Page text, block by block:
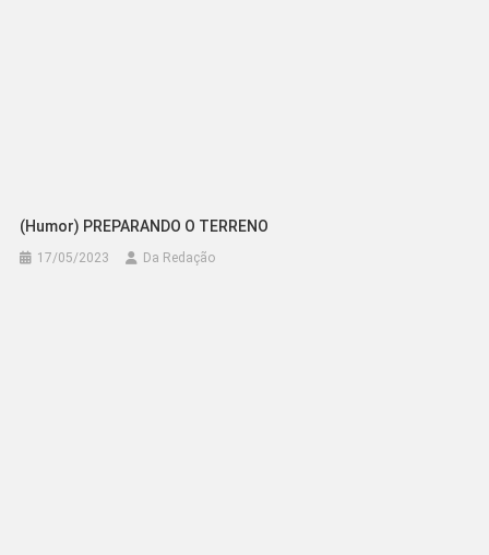
(Humor) PREPARANDO O TERRENO
17/05/2023 Da Redação